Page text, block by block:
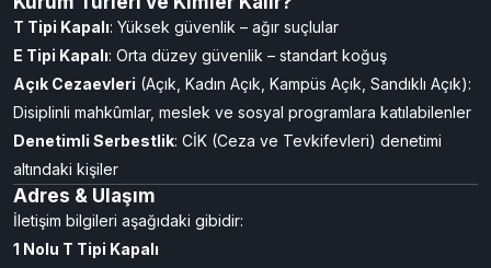
Sandıklı Açık Ceza İnfaz Kurumu (aktif)
📌 Kapatılan kurumların mahkumları, günümüzde kampüs
alanındaki aktif kurumlara devredilmiştir.
Kurum Türleri ve Kimler Kalır?
T Tipi Kapalı: Yüksek güvenlik – ağır suçlular
E Tipi Kapalı: Orta düzey güvenlik – standart koğuş
Açık Cezaevleri(Açık, Kadın Açık, Kampüs Açık, Sandıklı Açık):
Disiplinli mahkûmlar, meslek ve sosyal programlara katılabilenler
Denetimli Serbestlik